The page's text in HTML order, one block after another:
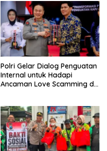
Polri Gelar Dialog Penguatan
Internal untuk Hadapi
Ancaman Love Scamming di